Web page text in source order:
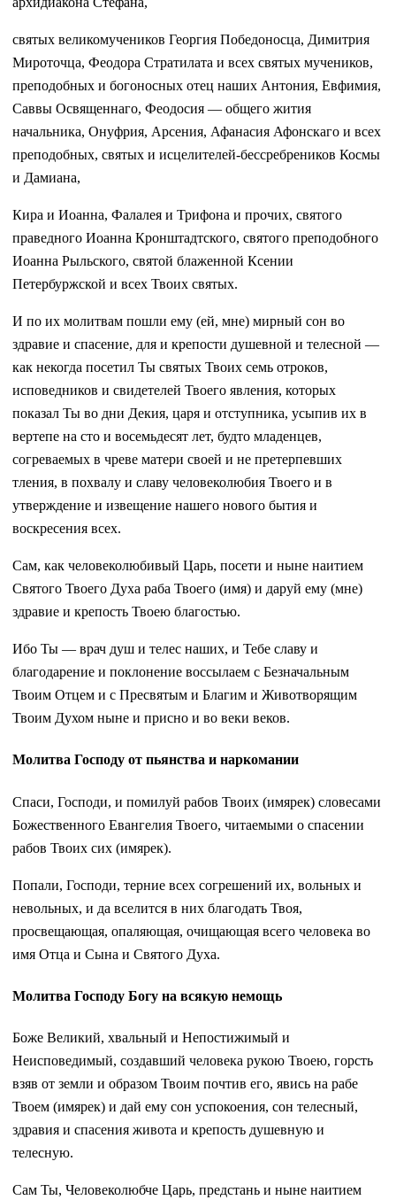
святых великомучеников Георгия Победоносца, Димитрия
Мироточца, Феодора Стратилата и всех святых мучеников,
преподобных и богоносных отец наших Антония, Евфимия,
Саввы Освященнаго, Феодосия — общего жития
начальника, Онуфрия, Арсения, Афанасия Афонскаго и всех
преподобных, святых и исцелителей-бессребреников Космы
и Дамиана,
Кира и Иоанна, Фалалея и Трифона и прочих, святого
праведного Иоанна Кронштадтского, святого преподобного
Иоанна Рыльского, святой блаженной Ксении
Петербуржской и всех Твоих святых.
И по их молитвам пошли ему (ей, мне) мирный сон во
здравие и спасение, для и крепости душевной и телесной —
как некогда посетил Ты святых Твоих семь отроков,
исповедников и свидетелей Твоего явления, которых
показал Ты во дни Декия, царя и отступника, усыпив их в
вертепе на сто и восемьдесят лет, будто младенцев,
согреваемых в чреве матери своей и не претерпевших
тления, в похвалу и славу человеколюбия Твоего и в
утверждение и извещение нашего нового бытия и
воскресения всех.
Сам, как человеколюбивый Царь, посети и ныне наитием
Святого Твоего Духа раба Твоего (имя) и даруй ему (мне)
здравие и крепость Твоею благостью.
Ибо Ты — врач душ и телес наших, и Тебе славу и
благодарение и поклонение воссылаем с Безначальным
Твоим Отцем и с Пресвятым и Благим и Животворящим
Твоим Духом ныне и присно и во веки веков.
Молитва Господу от пьянства и наркомании
Спаси, Господи, и помилуй рабов Твоих (имярек) словесами
Божественного Евангелия Твоего, читаемыми о спасении
рабов Твоих сих (имярек).
Попали, Господи, терние всех согрешений их, вольных и
невольных, и да вселится в них благодать Твоя,
просвещающая, опаляющая, очищающая всего человека во
имя Отца и Сына и Святого Духа.
Молитва Господу Богу на всякую немощь
Боже Великий, хвальный и Непостижимый и
Неисповедимый, создавший человека рукою Твоею, горсть
взяв от земли и образом Твоим почтив его, явись на рабе
Твоем (имярек) и дай ему сон успокоения, сон телесный,
здравия и спасения живота и крепость душевную и
телесную.
Сам Ты, Человеколюбче Царь, предстань и ныне наитием